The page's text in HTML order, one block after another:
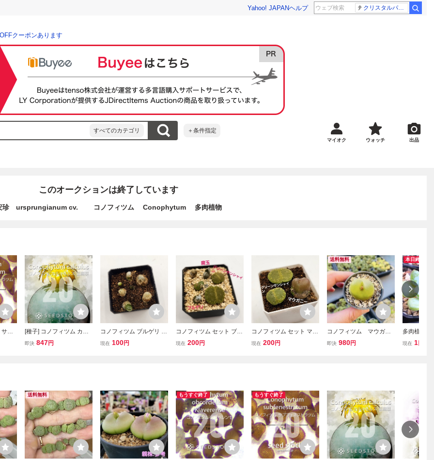
Yahoo! JAPANヘルプ クリスタルパレス 冨安健洋
クーポンあります
すべてのカテゴリ ＋条件指定
マイオク ウォッチ 出品
このオークションは終了しています
珍 ursprungianum cv. コノフィツム Conophytum 多肉植物
サブ
[種子] コノフィツム カル
キュルス 玉翡翠 Conophy
即決 847円
コノフィツム ブルゲリ 抜
き苗 多肉植物 実生【速達
現在 100円
コノフィツム セット ブル
ゲリ 魔玉 リトープス 抜
現在 200円
コノフィツム セット マウ
ガニー リトープス 抜き苗
現在 200円
送料無料
コノフィツム マウガニ
ー 蟠桃 紅宝石 大
即決 980円
本日終了
多肉植物
ハクロ
現在 1
送料無料 もうすぐ終了 もうすぐ終了